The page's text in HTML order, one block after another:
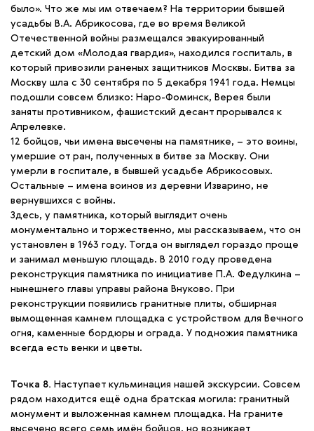
было». Что же мы им отвечаем? На территории бывшей
усадьбы В.А. Абрикосова, где во время Великой
Отечественной войны размещался эвакуированный
детский дом «Молодая гвардия», находился госпиталь, в
который привозили раненых защитников Москвы. Битва за
Москву шла с 30 сентября по 5 декабря 1941 года. Немцы
подошли совсем близко: Наро-Фоминск, Верея были
заняты противником, фашистский десант прорывался к
Апрелевке.
12 бойцов, чьи имена высечены на памятнике, – это воины,
умершие от ран, полученных в битве за Москву. Они
умерли в госпитале, в бывшей усадьбе Абрикосовых.
Остальные – имена воинов из деревни Изварино, не
вернувшихся с войны.
Здесь, у памятника, который выглядит очень
монументально и торжественно, мы рассказываем, что он
установлен в 1963 году. Тогда он выглядел гораздо проще
и занимал меньшую площадь. В 2010 году проведена
реконструкция памятника по инициативе П.А. Федулкина –
нынешнего главы управы района Внуково. При
реконструкции появились гранитные плиты, обширная
вымощенная камнем площадка с устройством для Вечного
огня, каменные бордюры и ограда. У подножия памятника
всегда есть венки и цветы.
Точка 8. Наступает кульминация нашей экскурсии. Совсем
рядом находится ещё одна братская могила: гранитный
монумент и выложенная камнем площадка. На граните
высечено всего семь имён бойцов, но возникает